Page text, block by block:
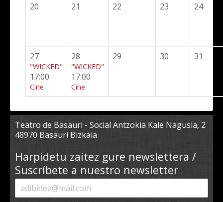
20
21 22 23 24
27
"WICKED"
17:00
Cine
28
"WICKED"
17:00
Cine
29 30 31
Teatro de Basauri - Social Antzokia Kale Nagusia, 2
48970 Basauri Bizkaia
Harpidetu zaitez gure newslettera /
Suscríbete a nuestro newsletter